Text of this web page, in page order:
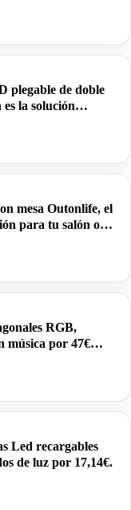
plegable de doble
es la solución
mesa Outonlife, el
para tu salón o
RGB,
música por 47€
Led recargables
de luz por 17,14€.